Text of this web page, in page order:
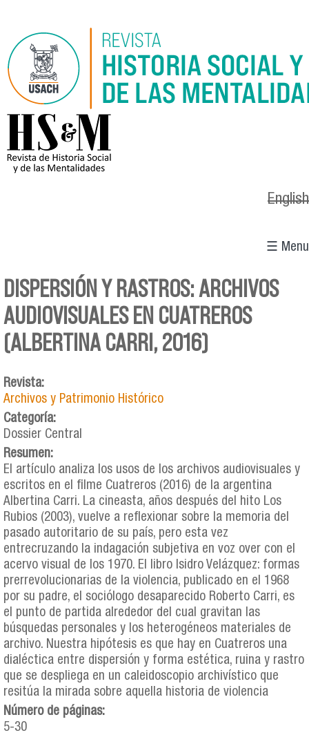
logo_hsm_2021.png
English
☰ Menu
Se encuentra usted aquí
DISPERSIÓN Y RASTROS: ARCHIVOS
AUDIOVISUALES EN CUATREROS
(ALBERTINA CARRI, 2016)
Revista:
Archivos y Patrimonio Histórico
Categoría:
Dossier Central
Resumen:
El artículo analiza los usos de los archivos audiovisuales y
escritos en el filme Cuatreros (2016) de la argentina
Albertina Carri. La cineasta, años después del hito Los
Rubios (2003), vuelve a reflexionar sobre la memoria del
pasado autoritario de su país, pero esta vez
entrecruzando la indagación subjetiva en voz over con el
acervo visual de los 1970. El libro Isidro Velázquez: formas
prerrevolucionarias de la violencia, publicado en el 1968
por su padre, el sociólogo desaparecido Roberto Carri, es
el punto de partida alrededor del cual gravitan las
búsquedas personales y los heterogéneos materiales de
archivo. Nuestra hipótesis es que hay en Cuatreros una
dialéctica entre dispersión y forma estética, ruina y rastro
que se despliega en un caleidoscopio archivístico que
resitúa la mirada sobre aquella historia de violencia
Número de páginas:
5-30